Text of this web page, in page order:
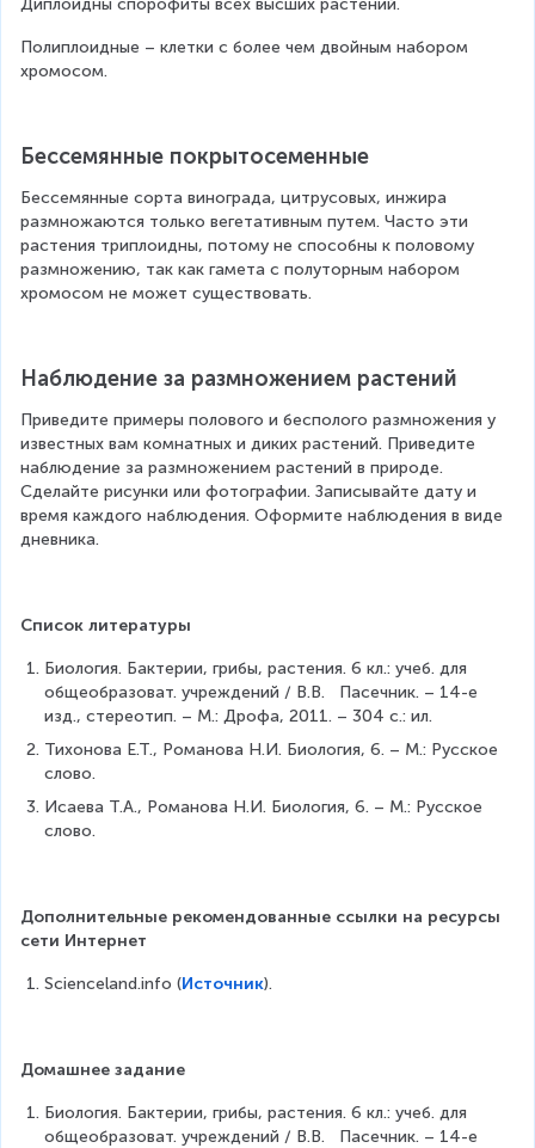
Полиплоидные – клетки с более чем двойным набором
хромосом.
Бессемянные покрытосеменные
Бессемянные сорта винограда, цитрусовых, инжира
размножаются только вегетативным путем. Часто эти
растения триплоидны, потому не способны к половому
размножению, так как гамета с полуторным набором
хромосом не может существовать.
Наблюдение за размножением растений
Приведите примеры полового и бесполого размножения у
известных вам комнатных и диких растений. Приведите
наблюдение за размножением растений в природе.
Сделайте рисунки или фотографии. Записывайте дату и
время каждого наблюдения. Оформите наблюдения в виде
дневника.
Список литературы
Биология. Бактерии, грибы, растения. 6 кл.: учеб. для
общеобразоват. учреждений / В.В.   Пасечник. – 14-е
изд., стереотип. – М.: Дрофа, 2011. – 304 с.: ил.
Тихонова Е.Т., Романова Н.И. Биология, 6. – М.: Русское
слово.
Исаева Т.А., Романова Н.И. Биология, 6. – М.: Русское
слово.
Дополнительные рекомендованные ссылки на ресурсы
сети Интернет
Scienceland.info (Источник).
Домашнее задание
Биология. Бактерии, грибы, растения. 6 кл.: учеб. для
общеобразоват. учреждений / В.В.   Пасечник. – 14-е